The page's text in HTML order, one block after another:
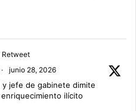
Retweet
· junio 28, 2026
y jefe de gabinete dimite
ilícito